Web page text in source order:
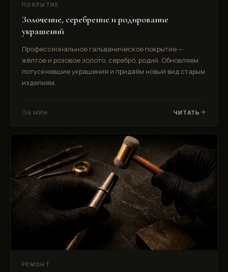
ПОКРЫТИЕ
Золочение, серебрение и родирование
украшений
Профессиональное гальваническое покрытие —
жёлтое и розовое золото, серебро, родий. Обновляем
потускневшие украшения и придаём новый вид старым
изделиям.
4 МИН ЧИТАТЬ
РЕМОНТ